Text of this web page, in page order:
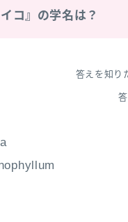
イコ』の学名は？
答えを知り